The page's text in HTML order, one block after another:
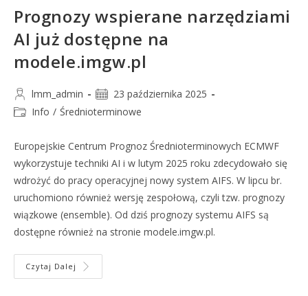
Prognozy wspierane narzędziami
AI już dostępne na
modele.imgw.pl
lmm_admin
23 października 2025
Info / Średnioterminowe
Europejskie Centrum Prognoz Średnioterminowych ECMWF
wykorzystuje techniki AI i w lutym 2025 roku zdecydowało się
wdrożyć do pracy operacyjnej nowy system AIFS. W lipcu br.
uruchomiono również wersję zespołową, czyli tzw. prognozy
wiązkowe (ensemble). Od dziś prognozy systemu AIFS są
dostępne również na stronie modele.imgw.pl.
Czytaj Dalej